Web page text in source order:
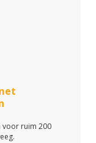
voor ruim 200